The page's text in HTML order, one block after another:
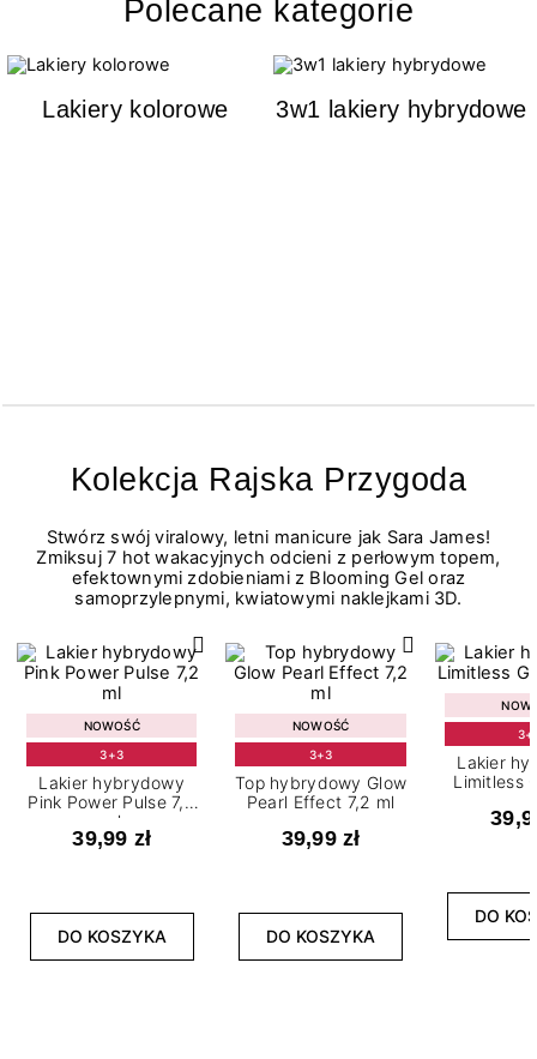
Polecane kategorie
Lakiery kolorowe 3w1 lakiery hybrydowe
Kolekcja Rajska Przygoda
Stwórz swój viralowy, letni manicure jak Sara James!
Zmiksuj 7 hot wakacyjnych odcieni z perłowym topem,
efektownymi zdobieniami z Blooming Gel oraz
samoprzylepnymi, kwiatowymi naklejkami 3D.
NOWOŚĆ
3+3
Lakier hybrydowy
Pink Power Pulse 7,2
ml
39,99 zł
DO KOSZYKA
NOWOŚĆ
3+3
Top hybrydowy Glow
Pearl Effect 7,2 ml
39,99 zł
DO KOSZYKA
Lakier
Limitless
DO